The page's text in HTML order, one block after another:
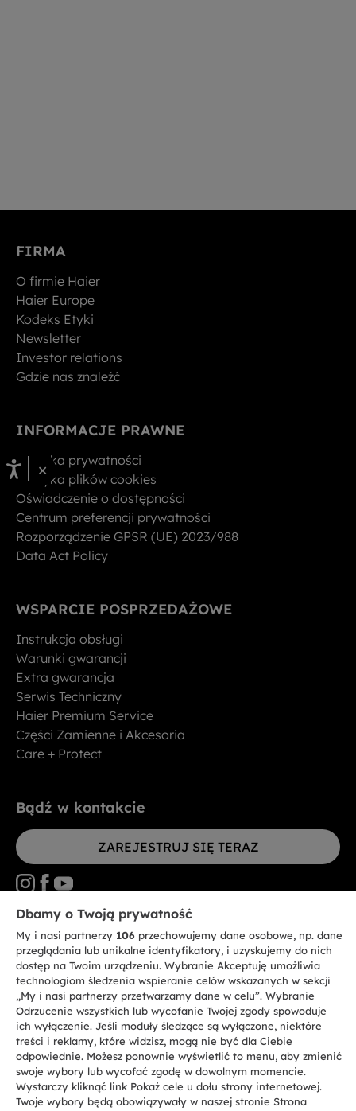
FIRMA
O firmie Haier
Haier Europe
Kodeks Etyki
Newsletter
Investor relations
Gdzie nas znaleźć
INFORMACJE PRAWNE
Polityka prywatności
Polityka plików cookies
Oświadczenie o dostępności
Centrum preferencji prywatności
Rozporządzenie GPSR (UE) 2023/988
Data Act Policy
WSPARCIE POSPRZEDAŻOWE
Instrukcja obsługi
Warunki gwarancji
Extra gwarancja
Serwis Techniczny
Haier Premium Service
Części Zamienne i Akcesoria
Care + Protect
Bądź w kontakcie
ZAREJESTRUJ SIĘ TERAZ
CANDY HOOVER GROUP S.r.I. - jednoosobowa sp. z.o.o. - SIEDZIBA
STATUTOWA: Via Comolli, 57 - 20861 Brugherio (MB) - Włochy -
SIEDZIBY ADMINISTRACYJNE: Via Privata Eden Fumagalli bez
nadanego numeru - 20861 Brugherio (MB) i Via Trento nr 20/A-22 - 20871
Vimercate (MB) - Włochy - Tel.: +39.039.2086.1 - Faks: +39.039.2086.237 -
Kapitał zakładowy 35.000.000,00 € wpłacony w całości - Kod identyfikacji
podatkowej i nr wpisu do Rejestru przedsiębiorstw dla rejonu Mediolan-
Monza-Brianza-Lodi 04666310158 - NIP 00786860965 - Numer wpisu do
Repertorium Ekonomiczno - Administracyjnego REA: MB-1033934 -
Autoryzacja IT AEOF 211870 - Spółka podlega zarządzaniu i koordynacji
Candy S.p.A.
PL / Polski
×
Dbamy o Twoją prywatność
My i nasi partnerzy 106 przechowujemy dane osobowe, np. dane
przeglądania lub unikalne identyfikatory, i uzyskujemy do nich
dostęp na Twoim urządzeniu. Wybranie Akceptuję umożliwia
technologiom śledzenia wspieranie celów wskazanych w sekcji
„My i nasi partnerzy przetwarzamy dane w celu”. Wybranie
Odrzucenie wszystkich lub wycofanie Twojej zgody spowoduje
ich wyłączenie. Jeśli moduły śledzące są wyłączone, niektóre
treści i reklamy, które widzisz, mogą nie być dla Ciebie
odpowiednie. Możesz ponownie wyświetlić to menu, aby zmienić
swoje wybory lub wycofać zgodę w dowolnym momencie.
Wystarczy kliknąć link Pokaż cele u dołu strony internetowej.
Twoje wybory będą obowiązywały w naszej stronie Strona